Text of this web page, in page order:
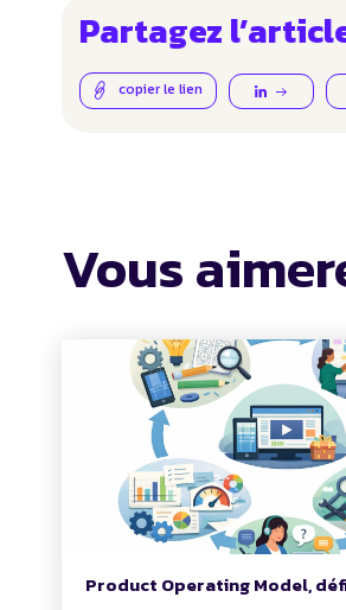
Partagez
copier le lien
Vous
Product Operating Model,